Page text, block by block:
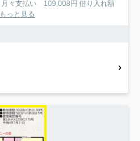
もっと見る